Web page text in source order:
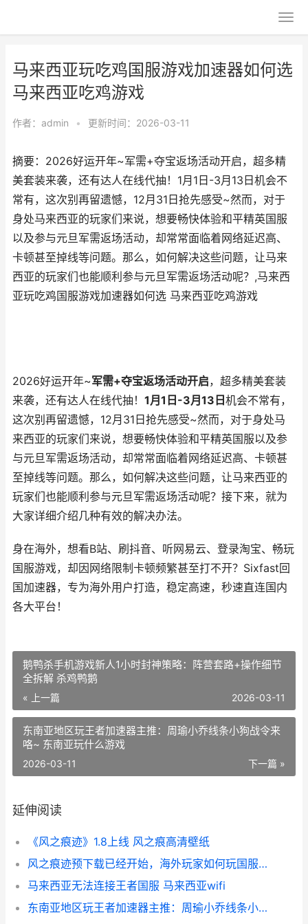
马来西亚玩吃鸡国服游戏加速器如何选
马来西亚吃鸡游戏
作者： admin • 更新时间：2026-03-11
摘要：​​2026好运开年~军需+夺宝返场活动开启，超多精
美套装来袭，还有达人在线代抽！1月1日-3月13日机会不
常有，这次别再留遗憾，12月31日抢先感受~然而，对于
身处马来西亚的玩家们来说，想要畅快体验和平精英国服
以及参与元旦军需返场活动，却常常面临着网络延迟高、
卡顿甚至掉线等问题。那么，如何解决这些问题，让马来
西亚的玩家们也能顺利参与元旦军需返场活动呢？,马来西
亚玩吃鸡国服游戏加速器如何选 马来西亚吃鸡游戏
​​2026好运开年~军需+夺宝返场活动开启，超多精美套装
来袭，还有达人在线代抽！ 1月1日-3月13日 机会不常有，
这次别再留遗憾，12月31日抢先感受~然而，对于身处马
来西亚的玩家们来说，想要畅快体验和平精英国服以及参
与元旦军需返场活动，却常常面临着网络延迟高、卡顿甚
至掉线等问题。那么，如何解决这些问题，让马来西亚的
玩家们也能顺利参与元旦军需返场活动呢？接下来，就为
大家详细介绍几种有效的解决办法。
身在海外，想看B站、刷抖音、听网易云、登录淘宝、畅玩
国服游戏，却因网络限制卡顿频繁甚至打不开？Sixfast回
国加速器，专为海外用户打造，稳定高速，秒速直连国内
各大平台！
鹅鸭杀手机游戏新人1小时封神策略：阵营套路+操作细节
全拆解 杀鸡鸭鹅
« 上一篇 2026-03-11
东南亚地区玩王者加速器主推：周瑜小乔线条小狗战令来
咯~ 东南亚玩什么游戏
下一篇 »
2026-03-11
延伸阅读
《风之痕迹》1.8上线 风之痕高清壁纸
风之痕迹预下载已经开始，海外玩家如何玩国服新人游：风之痕迹 风之迹未删
马来西亚无法连接王者国服 马来西亚wifi
东南亚地区玩王者加速器主推：周瑜小乔线条小狗战令来咯~ 东南亚玩什么游戏